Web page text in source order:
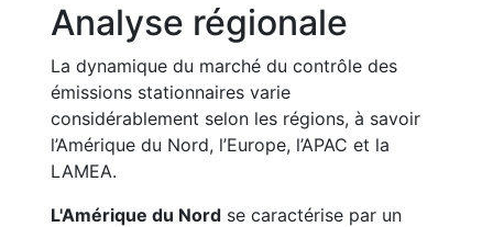
Analyse régionale
La dynamique du marché du contrôle des
émissions stationnaires varie
considérablement selon les régions, à savoir
l’Amérique du Nord, l’Europe, l’APAC et la
LAMEA.
L'Amérique du Nord se caractérise par un